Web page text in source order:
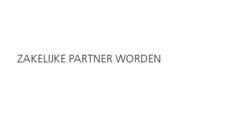
ZAKELIJKE PARTNER WORDEN